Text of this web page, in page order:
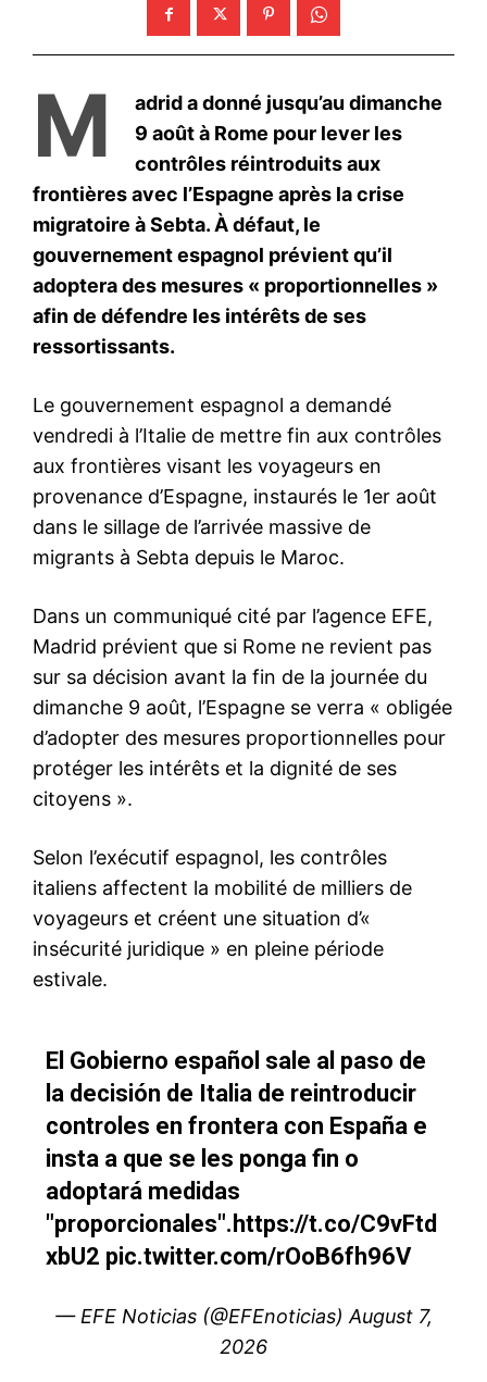
le1.ma
S'ABONNER MAINTENANT
Insight Publications
Nous contacter